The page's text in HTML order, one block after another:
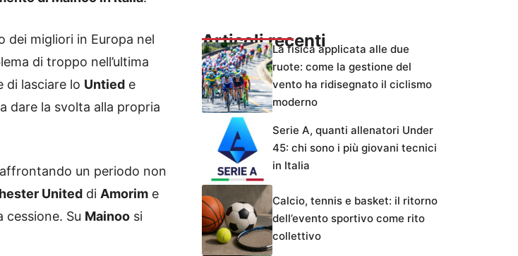
dei migliori in Europa nel
di troppo nell’ultima
di lasciare lo Untied e
dare la svolta alla propria
un periodo non
United di Amorim e
Su Mainoo si
Articoli recentiLa fisica applicata alle due
ruote: come la gestione del
vento ha ridisegnato il ciclismo
moderno
Serie A, quanti allenatori Under
45: chi sono i più giovani tecnici
in Italia
Calcio, tennis e basket: il ritorno
dell’evento sportivo come rito
collettivo